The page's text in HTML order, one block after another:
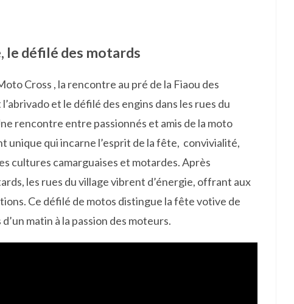
le défilé des motards
Cross , la rencontre au pré de la Fiaou des
et le défilé des engins dans les rues du
rencontre entre passionnés et amis de la moto
unique qui incarne l’esprit de la fête, convivialité,
cultures camarguaises et motardes. Après
les rues du village vibrent d’énergie, offrant aux
Ce défilé de motos distingue la fête votive de
matin à la passion des moteurs.